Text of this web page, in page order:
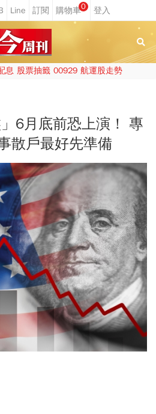
0
息 股票抽籤 00929 航運股走勢
」6月底前恐上演！ 專
散戶最好先準備